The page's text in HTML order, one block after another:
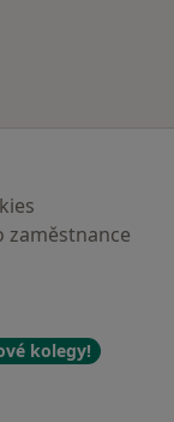
zaměstnance
kolegy!